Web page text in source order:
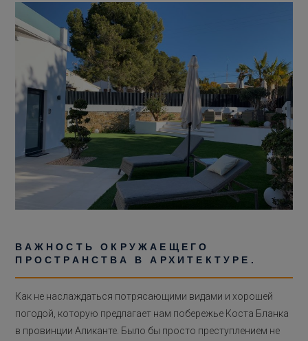
ВАЖНОСТЬ ОКРУЖАЕЩЕГО
ПРОСТРАНСТВА В АРХИТЕКТУРЕ.
Как не наслаждаться потрясающими видами и хорошей
погодой, которую предлагает нам побережье Коста Бланка
в провинции Аликанте. Было бы просто преступлением не